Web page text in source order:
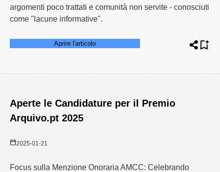
argomenti poco trattati e comunità non servite - conosciuti
come "lacune informative".
Aprire l'articolo
Aperte le Candidature per il Premio
Arquivo.pt 2025
2025-01-21
Focus sulla Menzione Onoraria AMCC: Celebrando